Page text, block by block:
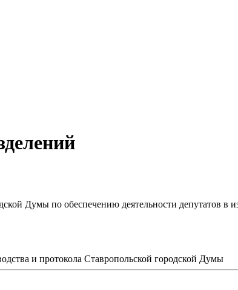
Думы по обеспечению деятельности депутатов в
и протокола Ставропольской городской Думы